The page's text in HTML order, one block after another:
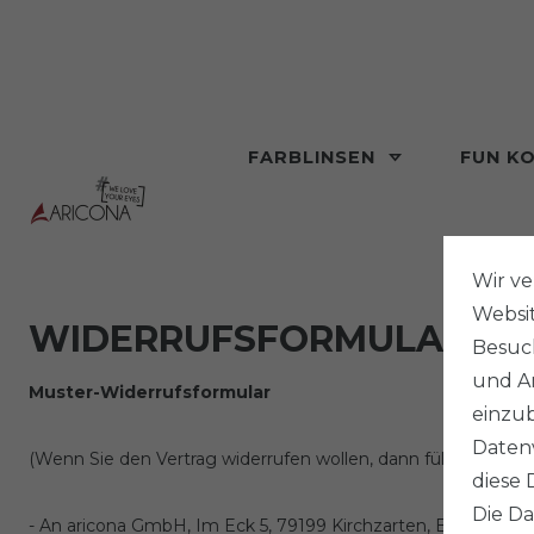
FARBLINSEN FUN
WIDERRUFS­FORMULAR
Muster-Widerrufsformular
(Wenn Sie den Vertrag widerrufen wollen, dann füllen Sie
- An aricona GmbH, Im Eck 5, 79199 Kirchzarten, E-Mail-
Wir
und
diese
Die